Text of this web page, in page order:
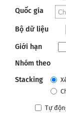
Quốc gia
Bộ dữ liệu
Giới hạn
Nhóm theo
Stacking
Tự